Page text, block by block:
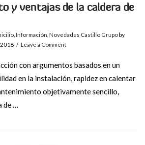
y ventajas de la caldera de
, Información Novedades Castillo Grupoby
Leave a Comment
con argumentos basados en un
en la instalación, rapidez en calentar
objetivamente sencillo,
…